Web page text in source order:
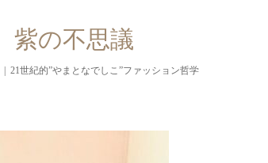
紫の不思議
21世紀的”やまとなでしこ”ファッション哲学